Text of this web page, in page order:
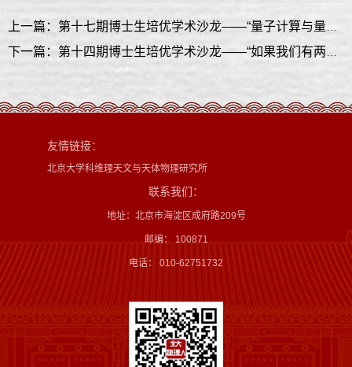
上一篇：第十七期博士生培优学术沙龙——“量子计算与量子优势”讲座顺利进行
下一篇：第十四期博士生培优学术沙龙——“如果我们有两个时钟-从对数老化动力学到量子格里菲斯奇异性”讲座顺利进行
友情链接：
北京大学科维理天文与天体物理研究所
联系我们：
地址：北京市海淀区成府路209号
邮编： 100871
电话： 010-62751732